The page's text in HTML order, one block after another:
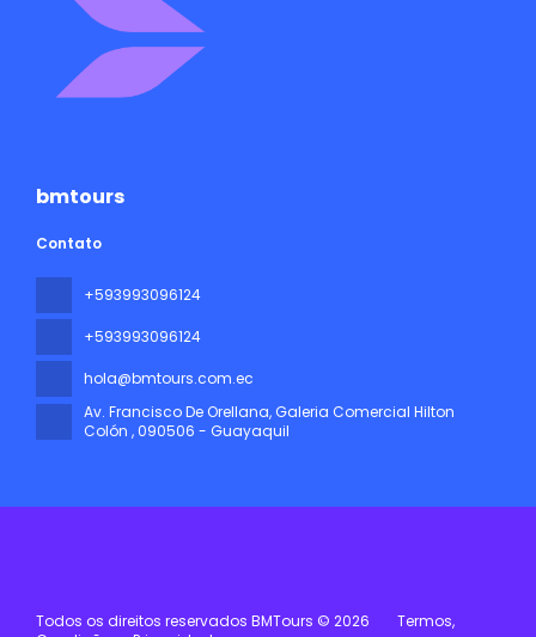
bmtours
Contato
+593993096124
+593993096124
hola@bmtours.com.ec
Av. Francisco De Orellana, Galeria Comercial Hilton
Colón , 090506 - Guayaquil
Todos os direitos reservados BMTours © 2026
Termos,